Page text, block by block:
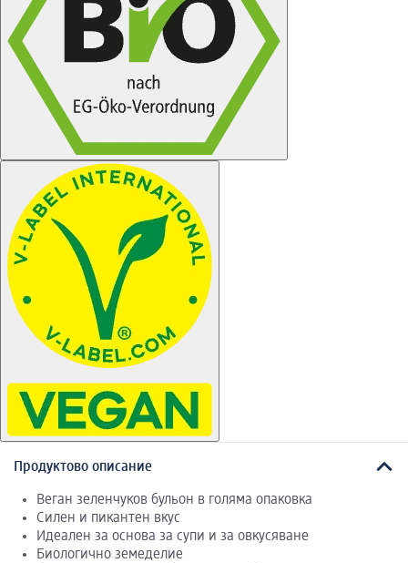
Продуктово описание
Веган зеленчуков бульон в голяма опаковка
Силен и пикантен вкус
Идеален за основа за супи и за овкусяване
Биологично земеделие